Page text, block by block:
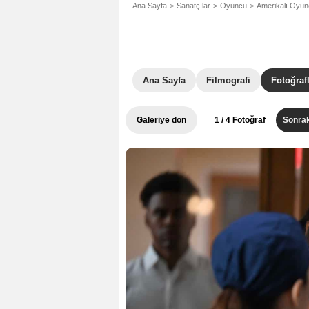
Ana Sayfa Sanatçılar Oyuncu Amerikalı
Ana Sayfa Filmografi
Galeriye dön 1 / 4 Fotoğraf